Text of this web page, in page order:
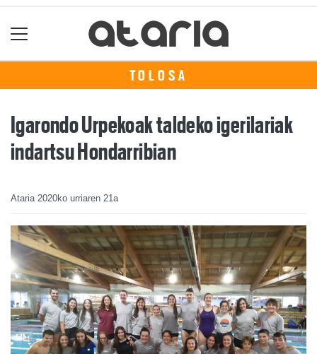
TOLOSA
Igarondo Urpekoak taldeko igerilariak
indartsu Hondarribian
Ataria 2020ko urriaren 21a